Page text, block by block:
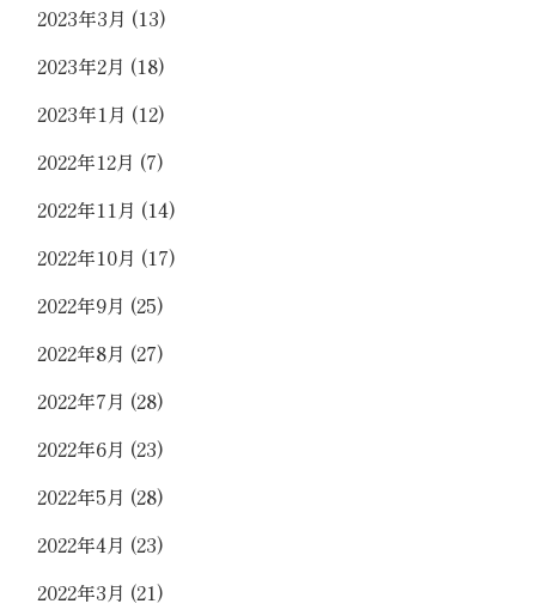
2023年3月 (13)
2023年2月 (18)
2023年1月 (12)
2022年12月 (7)
2022年11月 (14)
2022年10月 (17)
2022年9月 (25)
2022年8月 (27)
2022年7月 (28)
2022年6月 (23)
2022年5月 (28)
2022年4月 (23)
2022年3月 (21)